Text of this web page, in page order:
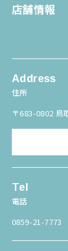
店舗情報
Address
住所
〒683-0802 鳥
Tel
電話
0859-21-7773